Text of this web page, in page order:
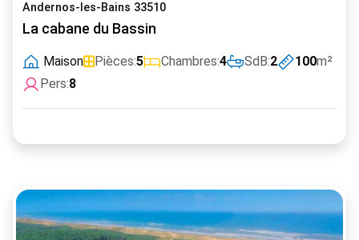
Andernos-les-Bains 33510
La cabane du Bassin
Maison Pièces:5 Chambres:4 SdB:2 100m²
Pers:8